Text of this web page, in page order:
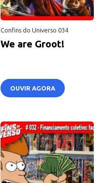
Confins do Universo 034
We are Groot!
OUVIR AGORA